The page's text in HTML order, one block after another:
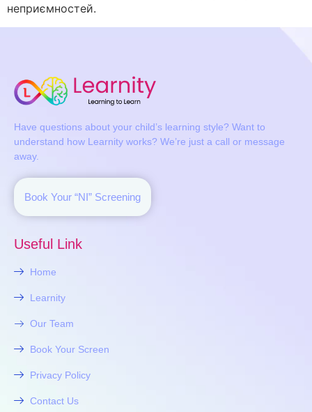
неприємностей.
Have questions about your child’s learning style? Want to
understand how Learnity works? We’re just a call or message
away.
Book Your “NI” Screening
Useful Link
Home
Learnity
Our Team
Book Your Screen
Privacy Policy
Contact Us